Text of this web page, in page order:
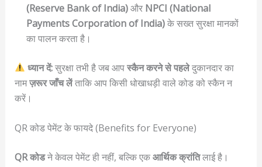
(Reserve Bank of India)और NPCI (National
Payments Corporation of India)के सख्त सुरक्षा मानकों
का पालन करता है।
ध्यान दें:सुरक्षा तभी है जब आपस्कैन करने से पहलेदुकानदार का
नामज़रूर जाँच लेंताकि आप किसी धोखाधड़ी वाले कोड को स्कैन न
करें।
QR कोड पेमेंट के फायदे (Benefits for Everyone)
QR कोडने केवल पेमेंट ही नहीं, बल्कि एकआर्थिक क्रांतिलाई है।